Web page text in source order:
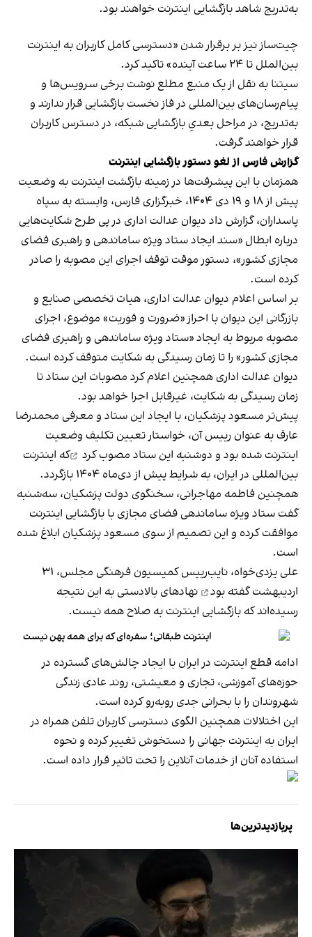
به‌تدریج شاهد بازگشایی اینترنت خواهند بود.
چیت‌ساز نیز بر برقرار شدن «دسترسی کامل کاربران به اینترنت
بین‌الملل تا ۲۴ ساعت آینده» تاکید کرد.
سیتنا به نقل از یک منبع مطلع نوشت برخی سرویس‌ها و
پیام‌رسان‌های بین‌المللی در فاز نخست بازگشایی قرار ندارند و
به‌تدریج، در مراحل بعدیِ بازگشایی شبکه، در دسترس کاربران
قرار خواهند گرفت.
گزارش فارس از لغو دستور بازگشایی اینترنت
همزمان با این پیشرفت‌ها در زمینه بازگشت اینترنت به وضعیت
پیش از ۱۸ و ۱۹ دی ۱۴۰۴، خبرگزاری فارس، وابسته به سپاه
پاسداران، گزارش داد دیوان عدالت اداری در پی طرح شکایت‌هایی
درباره ابطال «سند ایجاد ستاد ویژه ساماندهی و راهبری فضای
مجازی کشور»، دستور موقت توقف اجرای این مصوبه را صادر
کرده است.
بر اساس اعلام دیوان عدالت اداری، هیات تخصصی صنایع و
بازرگانی این دیوان با احراز «ضرورت و فوریت» موضوع، اجرای
مصوبه مربوط به ایجاد «ستاد ویژه ساماندهی و راهبری فضای
مجازی کشور» را تا زمان رسیدگی به شکایت متوقف کرده است.
دیوان عدالت اداری همچنین اعلام کرد مصوبات این ستاد تا
زمان رسیدگی به شکایت، غیرقابل اجرا خواهد بود.
پیش‌تر مسعود پزشکیان، با ایجاد این ستاد و معرفی محمدرضا
عارف به عنوان رییس آن، خواستار تعیین تکلیف وضعیت
اینترنت شده بود و دوشنبه این ستاد مصوب کرد
که اینترنت
بین‌المللی در ایران، به شرایط پیش از دی‌ماه ۱۴۰۴ بازگردد.
همچنین فاطمه مهاجرانی، سخنگوی دولت پزشکیان، سه‌شنبه
گفت ستاد ویژه ساماندهی فضای مجازی با بازگشایی اینترنت
موافقت کرده و این تصمیم از سوی مسعود پزشکیان ابلاغ شده
است.
علی یزدی‌خواه، نایب‌رییس کمیسیون فرهنگی مجلس، ۳۱
اردیبهشتگفته بود
نهادهای بالادستی به این نتیجه
رسیده‌اند که بازگشایی اینترنت به صلاح همه نیست.
اینترنت طبقاتی؛ سفره‌ای که برای همه پهن نیست
ادامه قطع اینترنت در ایران با ایجاد چالش‌های گسترده در
حوزه‌های آموزشی، تجاری و معیشتی، روند عادی زندگی
شهروندان را با بحرانی جدی روبه‌رو کرده است.
این اختلالات همچنین الگوی دسترسی کاربران تلفن همراه در
ایران به اینترنت جهانی را دستخوش تغییر کرده و نحوه
استفاده آنان از خدمات آنلاین را تحت تاثیر قرار داده است.
پربازدیدترین‌ها